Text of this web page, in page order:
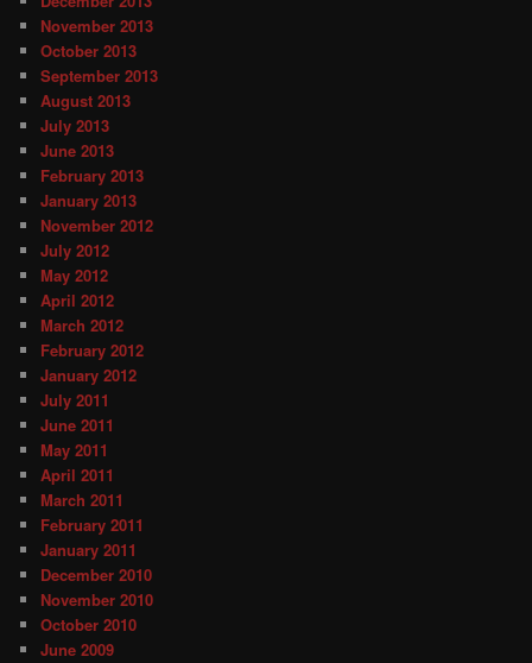
November 2013
October 2013
September 2013
August 2013
July 2013
June 2013
February 2013
January 2013
November 2012
July 2012
May 2012
April 2012
March 2012
February 2012
January 2012
July 2011
June 2011
May 2011
April 2011
March 2011
February 2011
January 2011
December 2010
November 2010
October 2010
June 2009